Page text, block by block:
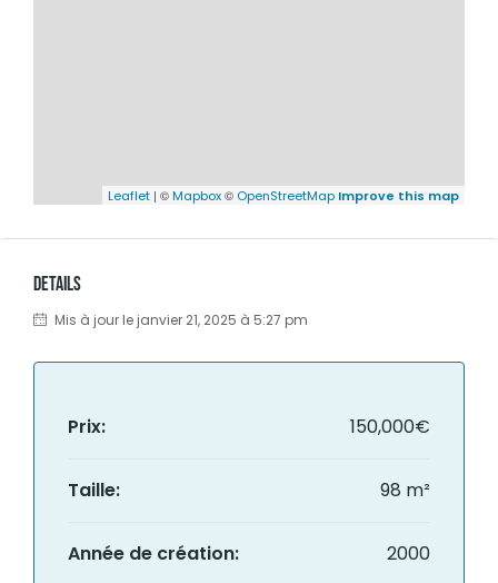
Leaflet | © Mapbox© OpenStreetMap Improve this map
Details
Mis à jour le janvier 21, 2025 à 5:27 pm
Prix: 150,000€
Taille: 98 m²
Année de création: 2000